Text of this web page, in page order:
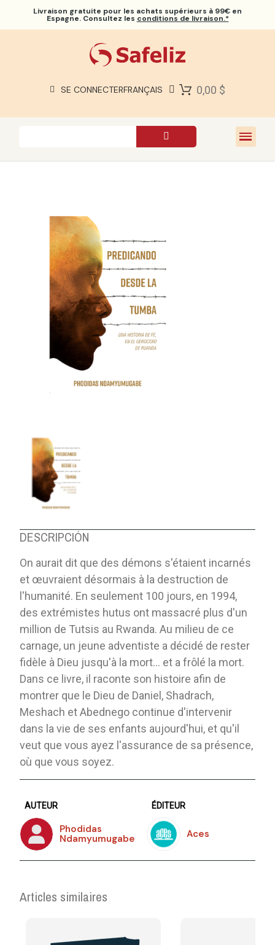
Livraison gratuite pour les achats supérieurs à 99€ en
Espagne. Consultez les conditions de livraison.*
SE CONNECTERFRANÇAIS 0,00 $
À PROPOS DE NOUS
DESCRIPCIÓN
On aurait dit que des démons s'étaient incarnés
et œuvraient désormais à la destruction de
l'humanité. En seulement 100 jours, en 1994,
des extrémistes hutus ont massacré plus d'un
million de Tutsis au Rwanda. Au milieu de ce
carnage, un jeune adventiste a décidé de rester
fidèle à Dieu jusqu'à la mort… et a frôlé la mort.
Dans ce livre, il raconte son histoire afin de
montrer que le Dieu de Daniel, Shadrach,
Meshach et Abednego continue d'intervenir
dans la vie de ses enfants aujourd'hui, et qu'il
veut que vous ayez l'assurance de sa présence,
où que vous soyez.
AUTEUR
Phodidas
Ndamyumugabe
ÉDITEUR
Aces
Articles similaires